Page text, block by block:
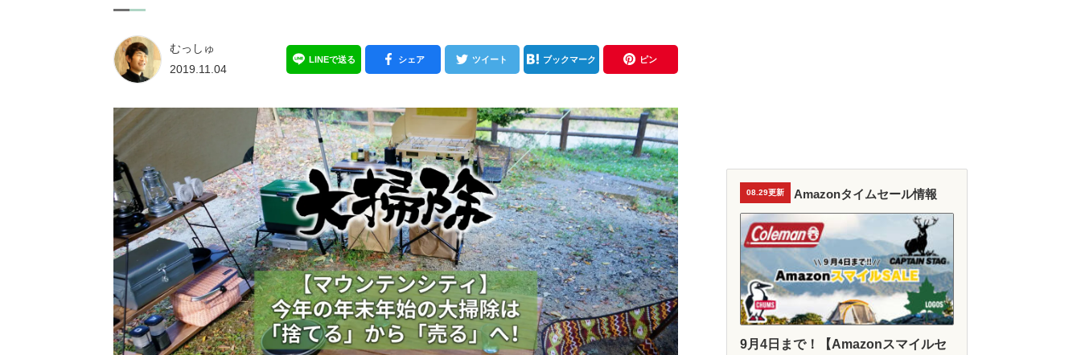
むっしゅ
2019.11.04
LINEで送る シェア ツイート ブックマーク ピン
08.29更新 Amazonタイムセール情報
9月4日まで！【Amazonスマイルセ